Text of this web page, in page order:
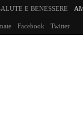
E BENESSERE
Facebook Twitter